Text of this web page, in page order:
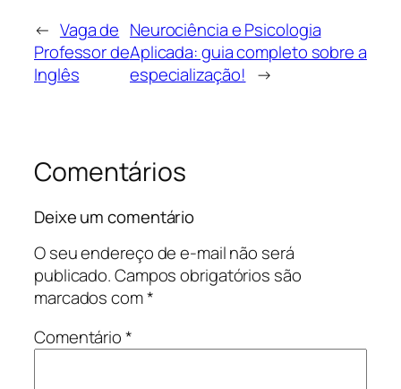
← Vaga de
Professor de
Inglês
Neurociência e Psicologia
Aplicada: guia completo sobre a
especialização! →
Comentários
Deixe um comentário
O seu endereço de e-mail não será
publicado.Campos obrigatórios são
marcados com*
Comentário*